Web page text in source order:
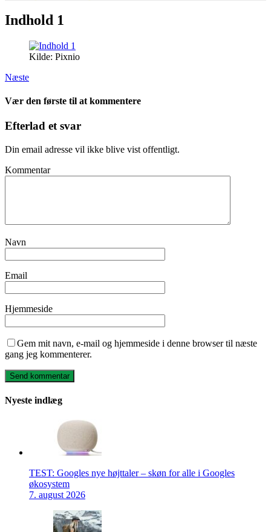
Indhold 1
Kilde: Pixnio
Næste
Vær den første til at kommentere
Efterlad et svar
Din email adresse vil ikke blive vist offentligt.
Kommentar
Navn
Email
Hjemmeside
Gem mit navn, e-mail og hjemmeside i denne browser til næste
gang jeg kommenterer.
Nyeste indlæg
TEST: Googles nye højttaler – skøn for alle i Googles
økosystem
7. august 2026